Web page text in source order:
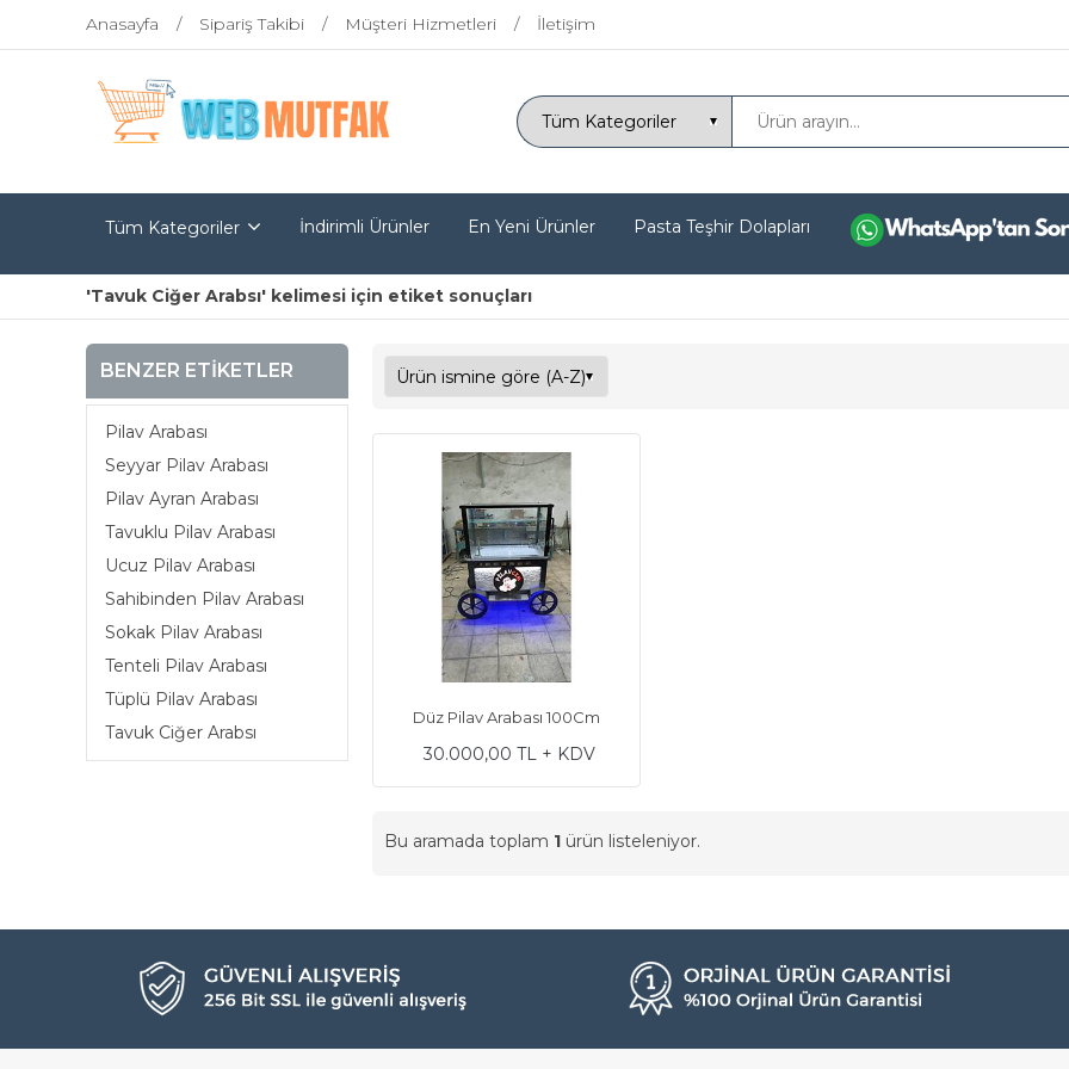
Anasayfa Sipariş Takibi Müşteri Hizmetleri İletişim
Tüm Kategoriler İndirimli Ürünler En Yeni Ürünler Pasta Teşhir Dolapları
'Tavuk Ciğer Arabsı' kelimesi için etiket sonuçları
BENZER ETIKETLER
Pilav Arabası
Seyyar Pilav Arabası
Pilav Ayran Arabası
Tavuklu Pilav Arabası
Ucuz Pilav Arabası
Sahibinden Pilav Arabası
Sokak Pilav Arabası
Tenteli Pilav Arabası
Tüplü Pilav Arabası
Tavuk Ciğer Arabsı
Düz Pilav Arabası 100Cm
30.000,00 TL + KDV
Bu aramada toplam 1 ürün listeleniyor.